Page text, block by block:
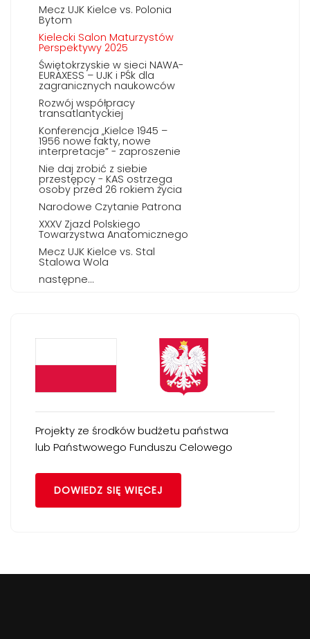
Mecz UJK Kielce vs. Polonia
Bytom
Kielecki Salon Maturzystów
Perspektywy 2025
Świętokrzyskie w sieci NAWA-
EURAXESS – UJK i PŚk dla
zagranicznych naukowców
Rozwój współpracy
transatlantyckiej
Konferencja „Kielce 1945 –
1956 nowe fakty, nowe
interpretacje” - zaproszenie
Nie daj zrobić z siebie
przestępcy - KAS ostrzega
osoby przed 26 rokiem życia
Narodowe Czytanie Patrona
XXXV Zjazd Polskiego
Towarzystwa Anatomicznego
Mecz UJK Kielce vs. Stal
Stalowa Wola
następne...
Projekty ze środków budżetu państwa
lub Państwowego Funduszu Celowego
DOWIEDZ SIĘ WIĘCEJ